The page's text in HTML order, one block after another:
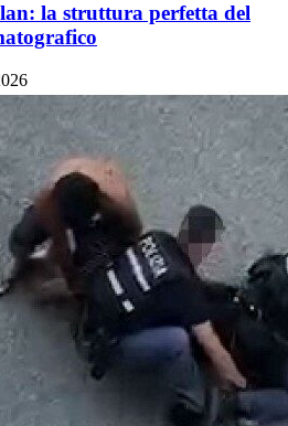
la struttura perfetta del